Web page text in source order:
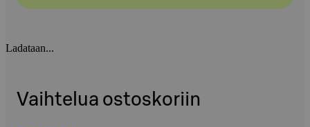
Ladataan...
Vaihtelua ostoskoriin